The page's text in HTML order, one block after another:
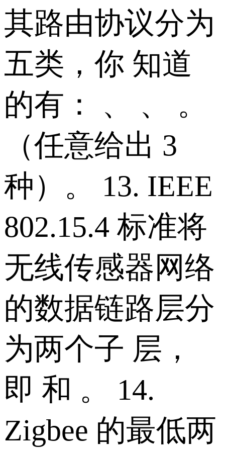
其路由协议分为
五类，你 知道
的有： 、 、 。
（任意给出 3
种）。 13. IEEE
802.15.4 标准将
无线传感器网络
的数据链路层分
为两个子 层，
即 和 。 14.
Zigbee 的最低两